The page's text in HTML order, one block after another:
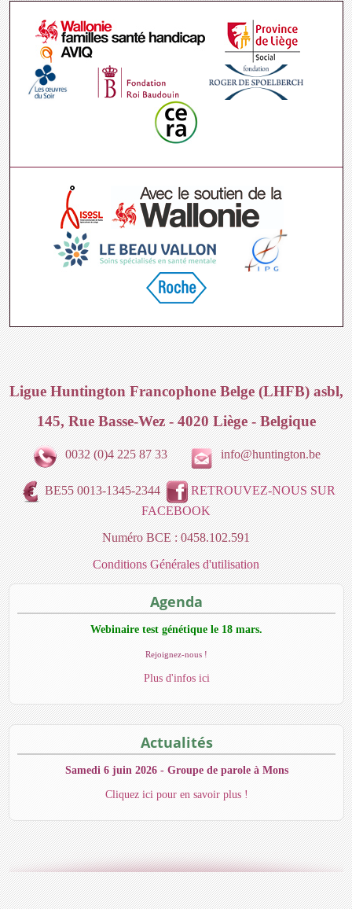
Ligue Huntington Francophone Belge (LHFB) asbl,
145, Rue Basse-Wez - 4020 Liège - Belgique
0032 (0)4 225 87 33 info@huntington.be
BE55 0013-1345-2344
RETROUVEZ-NOUS SUR
FACEBOOK
Numéro BCE : 0458.102.591
Conditions Générales d'utilisation
Agenda
Webinaire test génétique le 18 mars.
Rejoignez-nous !
Plus d'infos ici
Actualités
Samedi 6 juin 2026 - Groupe de parole à Mons
Cliquez ici pour en savoir plus !